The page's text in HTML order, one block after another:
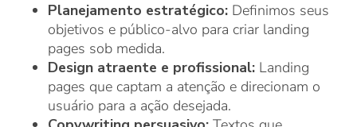
Planejamento estratégico: Definimos seus
objetivos e público-alvo para criar landing
pages sob medida.
Design atraente e profissional: Landing
pages que captam a atenção e direcionam o
usuário para a ação desejada.